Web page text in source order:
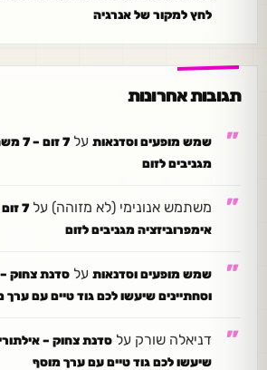
לחץ למקור של אנרגיה
תגובות אחרונות
שמש מופעים וסדנאות על
7
מגניבים לזום
משתמש אנונימי (לא מזוהה) על
אימפרוביזציה מגניבים לזום
שמש מופעים וסדנאות על סדנת צחוק
וסחתיינים שיעשו לכם גוד טיים עם ערך
דניאלה שורק על סדנת צחוק –
שיעשו לכם גוד טיים עם ערך מוסף